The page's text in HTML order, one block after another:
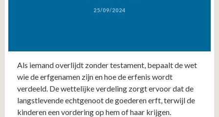
25/09/2024
Als iemand overlijdt zonder testament, bepaalt de wet
wie de erfgenamen zijn en hoe de erfenis wordt
verdeeld. De wettelijke verdeling zorgt ervoor dat de
langstlevende echtgenoot de goederen erft, terwijl de
kinderen een vordering op hem of haar krijgen.